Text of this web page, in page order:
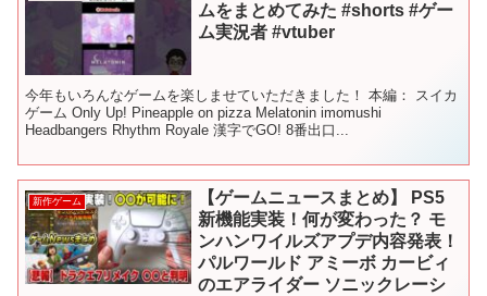
ムをまとめてみた #shorts #ゲー
ム実況者 #vtuber
今年もいろんなゲームを楽しませていただきました！ 本編： スイカ
ゲーム Only Up! Pineapple on pizza Melatonin imomushi
Headbangers Rhythm Royale 漢字でGO! 8番出口...
新作ゲーム
【ゲームニュースまとめ】 PS5
新機能実装！何が変わった？ モ
ンハンワイルズアプデ内容発表！
パルワールド アミーボ カービィ
のエアライダー ソニックレーシ